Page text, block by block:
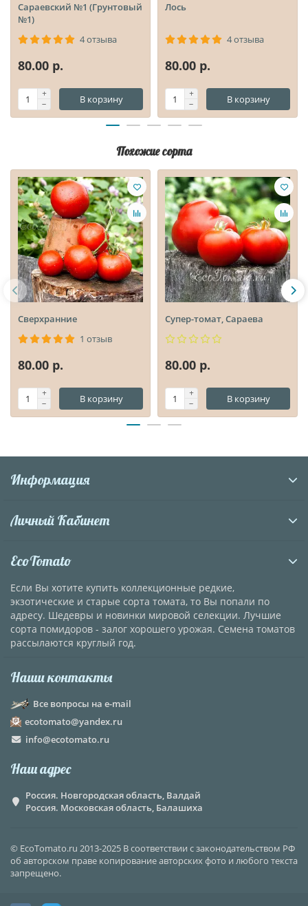
Сараевский №1 (Грунтовый
№1)
4 отзыва
80.00 р.
В корзину
Лось
4 отзыва
80.00 р.
В корзину
Похожие сорта
Сверхранние
1 отзыв
80.00 р.
В корзину
Супер-томат, Сараева
80.00 р.
В корзину
Информация
Личный Кабинет
EcoTomato
Если Вы хотите купить коллекционные редкие,
экзотические и старые сорта томата, то Вы попали по
адресу. Шедевры и новинки мировой селекции. Лучшие
сорта помидоров - залог хорошего урожая. Семена томатов
рассылаются круглый год.
Наши контакты
Все вопросы на e-mail
ecotomato@yandex.ru
info@ecotomato.ru
Наш адрес
Россия. Новгородская область, Валдай
Россия. Московская область, Балашиха
© EcoTomato.ru 2013-2025 В соответствии с законодательством РФ
об авторском праве копирование авторских фото и любого текста
запрещено.